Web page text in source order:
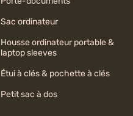
Sac ordinateur
Housse ordinateur portable &
laptop sleeves
Étui à clés & pochette à clés
Petit sac à dos